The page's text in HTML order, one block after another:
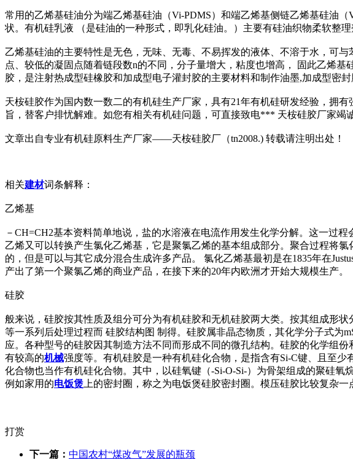
常用的乙烯基硅油分为端乙烯基硅油（Vi-PDMS）和端乙烯基侧链乙烯基硅油
状。有机硅乳液 （是硅油的一种形式，即乳化硅油。）主要有硅油织物柔软整
乙烯基硅油的主要特性是无色，无味、无毒、不易挥发的液体、不溶于水，可
点、较低的凝固点随着链段数n的不同，分子量增大，粘度也增高， 固此乙烯
胶，是注射热成型硅橡胶和加成型电子灌封胶的主要材料和制作油墨,加成型密封
天桉硅胶作为国内数一数二的有机硅生产厂家，具有21年有机硅研发经验，拥
旨，替客户排忧解难。如您有相关有机硅问题，可直接致电*** 天桉硅胶厂家竭
文章出自专业有机硅原料生产厂家——天桉硅胶厂（tn2008.) 转载请注明出处！
相关建材词条解释：
乙烯基
－CH=CH2基本资料简单地说，盐的水溶液在电流作用发生化学分解。这一过
乙烯又可以转换产生氯化乙烯基，它是聚氯乙烯的基本组成部分。聚合过程将
的，但是可以与其它成分混合生成许多产品。 氯化乙烯基最初是在1835年在
产出了第一个聚氯乙烯的商业产品，在接下来的20年内欧洲才开始大规模生产。
硅胶
般来说，硅胶按其性质及组分可分为有机硅胶和无机硅胶两大类。按其组成形
等一系列后处理过程而 硅胶结构图 制得。硅胶属非晶态物质，其化学分子式为
应。各种型号的硅胶因其制造方法不同而形成不同的微孔结构。硅胶的化学组
有较高的机械强度等。有机硅胶是一种有机硅化合物，是指含有Si-C键、且至
化合物也当作有机硅化合物。其中，以硅氧键（-Si-O-Si-）为骨架组成的聚硅
例如家用的电饭煲 上的密封圈，称之为电饭煲硅胶密封圈。模压硅胶比较复杂
打赏
下一篇： 中国农村“煤改气”发展的瓶颈